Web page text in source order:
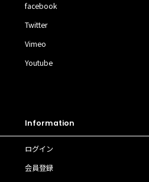
facebook
Twitter
Vimeo
Youtube
Information
ログイン
会員登録